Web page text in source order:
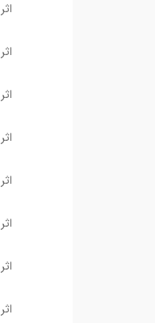
اثر
اثر
اثر
اثر
اثر
اثر
اثر
اثر